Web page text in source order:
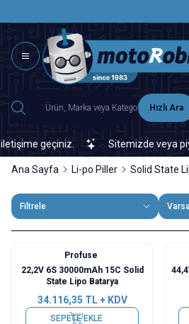
Hızlı Ara
geçiniz. Sitemizde veya
Ana Sayfa Li-po Piller Solid State
Filtrele
Profuse
22,2V 6S 30000mAh 15C Solid
State Lipo Batarya
34.116,35 TL + KDV
SEPETE EKLE